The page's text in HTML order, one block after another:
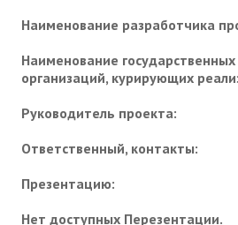
Наименование разработчика
Наименование государственных
организаций, курирующих
Руководитель проекта:
Ответственный, контакты:
Презентацию:
Нет доступных Перезентации.